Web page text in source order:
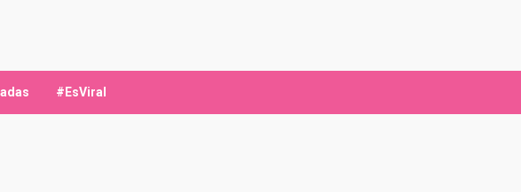
#EsViral